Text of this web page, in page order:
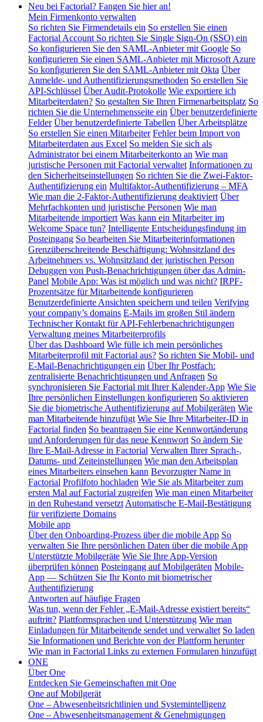
Neu bei Factorial? Fangen Sie hier an!
Mein Firmenkonto verwalten
So richten Sie Firmendetails ein So erstellen Sie einen
Factorial Account So richten Sie Single Sign-On (SSO) ein
So konfigurieren Sie den SAML-Anbieter mit Google So
konfigurieren Sie einen SAML-Anbieter mit Microsoft Azure
So konfigurieren Sie den SAML-Anbieter mit Okta Über
Anmelde- und Authentifizierungsmethoden So erstellen Sie
API-Schlüssel Über Audit-Protokolle Wie exportiere ich
Mitarbeiterdaten? So gestalten Sie Ihren Firmenarbeitsplatz So
richten Sie die Unternehmensseite ein Über benutzerdefinierte
Felder Über benutzerdefinierte Tabellen Über Arbeitsplätze
So erstellen Sie einen Mitarbeiter Fehler beim Import von
Mitarbeiterdaten aus Excel So melden Sie sich als
Administrator bei einem Mitarbeiterkonto an Wie man
juristische Personen mit Factorial verwaltet Informationen zu
den Sicherheitseinstellungen So richten Sie die Zwei-Faktor-
Authentifizierung ein Multifaktor-Authentifizierung – MFA
Wie man die 2-Faktor-Authentifizierung deaktiviert Über
Mehrfachkonten und juristische Personen Wie man
Mitarbeitende importiert Was kann ein Mitarbeiter im
Welcome Space tun? Intelligente Entscheidungsfindung im
Posteingang So bearbeiten Sie Mitarbeiterinformationen
Grenzüberschreitende Beschäftigung: Wohnsitzland des
Arbeitnehmers vs. Wohnsitzland der juristischen Person
Debuggen von Push-Benachrichtigungen über das Admin-
Panel Mobile App: Was ist möglich und was nicht? IRPF-
Prozentsätze für Mitarbeitende konfigurieren
Benutzerdefinierte Ansichten speichern und teilen Verifying
your company’s domains E-Mails im großen Stil ändern
Technischer Kontakt für API-Fehlerbenachrichtigungen
Verwaltung meines Mitarbeiterprofils
Über das Dashboard Wie fülle ich mein persönliches
Mitarbeiterprofil mit Factorial aus? So richten Sie Mobil- und
E-Mail-Benachrichtigungen ein Über Ihr Postfach:
zentralisierte Benachrichtigungen und Anfragen So
synchronisieren Sie Factorial mit Ihrer Kalender-App Wie Sie
Ihre persönlichen Einstellungen konfigurieren So aktivieren
Sie die biometrische Authentifizierung auf Mobilgeräten Wie
man Mitarbeitende hinzufügt Wie Sie Ihre Mitarbeiter-ID in
Factorial finden So beantragen Sie eine Kennwortänderung
und Anforderungen für das neue Kennwort So ändern Sie
Ihre E-Mail-Adresse in Factorial Verwalten Ihrer Sprach-,
Datums- und Zeiteinstellungen Wie man den Arbeitsplan
eines Mitarbeiters einsehen kann Bevorzugter Name in
Factorial Profilfoto hochladen Wie Sie als Mitarbeiter zum
ersten Mal auf Factorial zugreifen Wie man einen Mitarbeiter
in den Ruhestand versetzt Automatische E-Mail-Bestätigung
für verifizierte Domains
Mobile app
Über den Onboarding-Prozess über die mobile App So
verwalten Sie Ihre persönlichen Daten über die mobile App
Unterstützte Mobilgeräte Wie Sie Ihre App-Version
überprüfen können Posteingang auf Mobilgeräten Mobile-
App — Schützen Sie Ihr Konto mit biometrischer
Authentifizierung
Antworten auf häufige Fragen
Was tun, wenn der Fehler „E-Mail-Adresse existiert bereits“
auftritt? Plattformsprachen und Unterstützung Wie man
Einladungen für Mitarbeitende sendet und verwaltet So laden
Sie Informationen und Berichte von der Plattform herunter
Wie man in Factorial Links zu externen Formularen hinzufügt
ONE
Über One
Entdecken Sie Gemeinschaften mit One
One auf Mobilgerät
One – Abwesenheitsrichtlinien und Systemintelligenz
One – Abwesenheitsmanagement & Genehmigungen